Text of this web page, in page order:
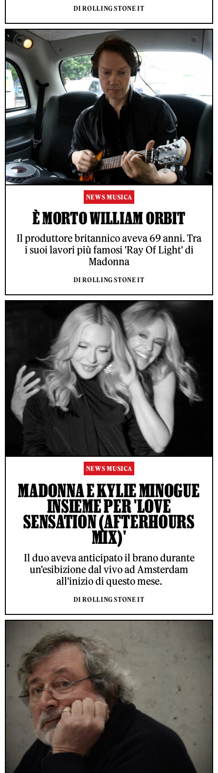
DI ROLLING STONE IT
NEWS MUSICA
È MORTO WILLIAM ORBIT
Il produttore britannico aveva 69 anni. Tra
i suoi lavori più famosi 'Ray Of Light' di
Madonna
DI ROLLING STONE IT
NEWS MUSICA
MADONNA E KYLIE MINOGUE
INSIEME PER 'LOVE
SENSATION (AFTERHOURS
MIX)'
Il duo aveva anticipato il brano durante
un'esibizione dal vivo ad Amsterdam
all'inizio di questo mese.
DI ROLLING STONE IT